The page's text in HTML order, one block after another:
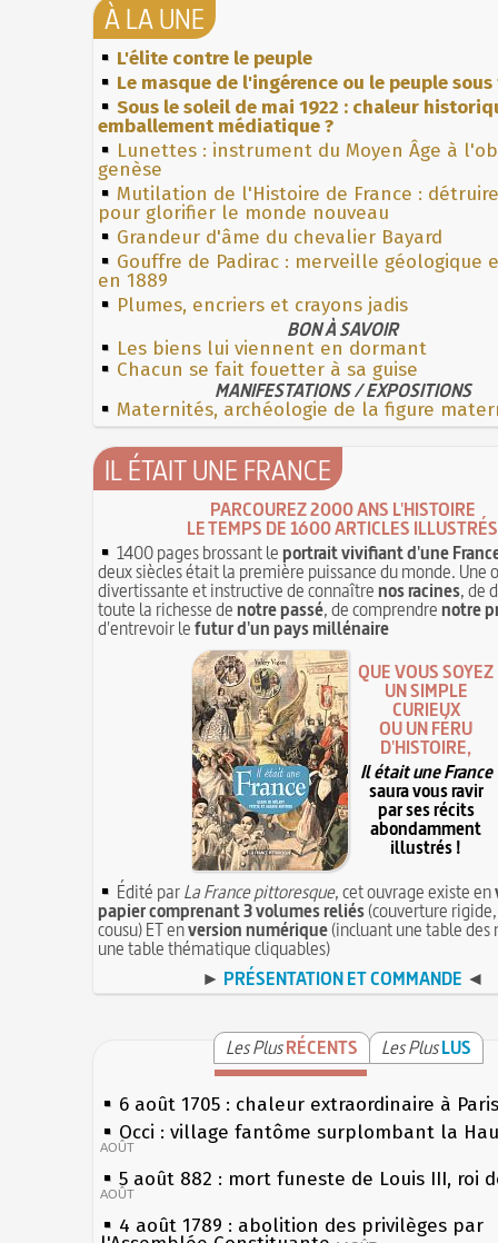
À LA UNE
L'élite contre le peuple
Le masque de l'ingérence ou le peuple
Sous le soleil de mai 1922 : chaleur
emballement médiatique ?
Lunettes : instrument du Moyen Âge à
genèse
Mutilation de l'Histoire de France :
pour glorifier le monde nouveau
Grandeur d'âme du chevalier Bayard
Gouffre de Padirac : merveille géologique
en 1889
Plumes, encriers et crayons jadis
BON À SAVOIR
Les biens lui viennent en dormant
Chacun se fait fouetter à sa guise
MANIFESTATIONS / EXPOSITIONS
Maternités, archéologie de la figure
IL ÉTAIT UNE FRANCE
PARCOUREZ 2000 ANS L'HISTOIRE
LE TEMPS DE 1600 ARTICLES ILLUSTRÉS
1400 pages brossant leportrait vivifiant d'une
deux siècles était la première puissance du monde. Une
divertissante et instructive de connaîtrenos racines, de
toute la richesse denotre passé, de comprendrenotre
d'entrevoir lefutur d'un pays millénaire
QUE VOUS SOYEZ
UN SIMPLE
CURIEUX
OU UN FÉRU
D'HISTOIRE,
Il était une France
saura vous ravir
par ses récits
abondamment
illustrés !
Édité parLa France pittoresque, cet ouvrage existe en
papier comprenant 3 volumes reliés(couverture
cousu) ET enversion numérique(incluant une table des
une table thématique cliquables)
► PRÉSENTATION ET COMMANDE ◄
Les PlusRÉCENTS Les PlusLUS
6 août 1705 : chaleur extraordinaire à Paris
Occi : village fantôme surplombant la
AOÛT
5 août 882 : mort funeste de Louis III, roi
AOÛT
4 août 1789 : abolition des privilèges par